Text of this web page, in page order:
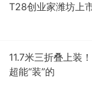
T28创业家潍坊上
11.7米三折叠上装
超能“装”的